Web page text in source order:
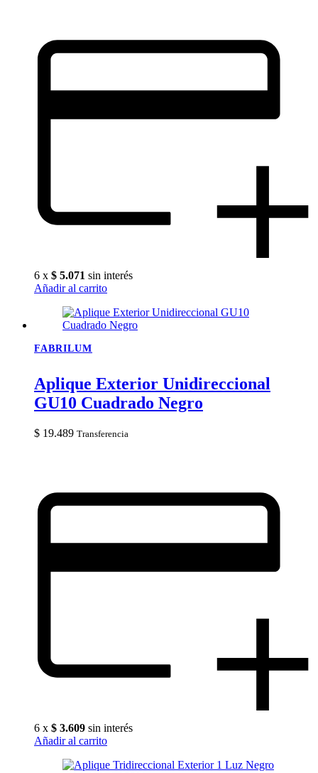
6 x $ 5.071 sin interés
Añadir al carrito
FABRILUM
Aplique Exterior Unidireccional
GU10 Cuadrado Negro
$ 19.489 Transferencia
6 x $ 3.609 sin interés
Añadir al carrito